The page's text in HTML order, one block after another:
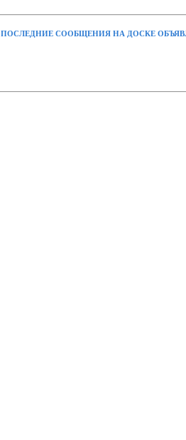
ПОСЛЕДНИЕ СООБЩЕНИЯ НА ДОСКЕ